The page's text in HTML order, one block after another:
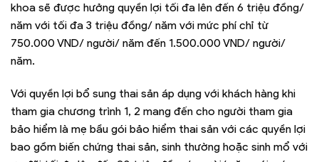
khoa sẽ được hưởng quyền lợi tối đa lên đến 6 triệu đồng/
năm với tối đa 3 triệu đồng/ năm với mức phí chỉ từ
750.000 VND/ người/ năm đến 1.500.000 VND/ người/
năm.
Với quyền lợi bổ sung thai sản áp dụng với khách hàng khi
tham gia chương trình 1, 2 mang đến cho người tham gia
bảo hiểm là mẹ bầu gói bảo hiểm thai sản với các quyền lợi
bao gồm biến chứng thai sản, sinh thường hoặc sinh mổ với